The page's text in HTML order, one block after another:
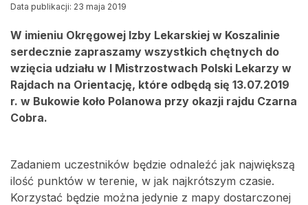
Data publikacji: 23 maja 2019
W imieniu Okręgowej Izby Lekarskiej w Koszalinie
serdecznie zapraszamy wszystkich chętnych do
wzięcia udziału w I Mistrzostwach Polski Lekarzy w
Rajdach na Orientację, które odbędą się 13.07.2019
r. w Bukowie koło Polanowa przy okazji rajdu Czarna
Cobra.
Zadaniem uczestników będzie odnaleźć jak największą
ilość punktów w terenie, w jak najkrótszym czasie.
Korzystać będzie można jedynie z mapy dostarczonej